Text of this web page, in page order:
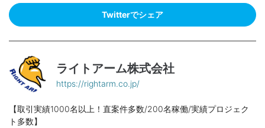
Twitterでシェア
ライトアーム株式会社
https://rightarm.co.jp/
【取引実績1000名以上！直案件多数/200名稼働/実績プロジェク
ト多数】